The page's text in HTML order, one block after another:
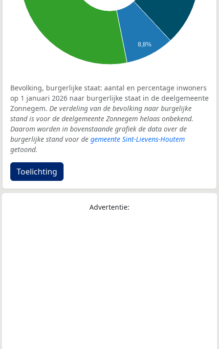
8,8%
Bevolking, burgerlijke staat: aantal en percentage inwoners
op 1 januari 2026 naar burgerlijke staat in de deelgemeente
Zonnegem. De verdeling van de bevolking naar burgelijke
stand is voor de deelgemeente Zonnegem helaas onbekend.
Daarom worden in bovenstaande grafiek de data over de
burgerlijke stand voor de gemeente Sint-Lievens-Houtem
getoond.
Toelichting
Advertentie: